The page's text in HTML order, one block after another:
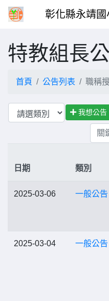
彰化縣永靖國
特教組長
首頁 公告列表 職稱
我想公告
日期 類別
2025-03-06 一般公告
2025-03-04 一般公告